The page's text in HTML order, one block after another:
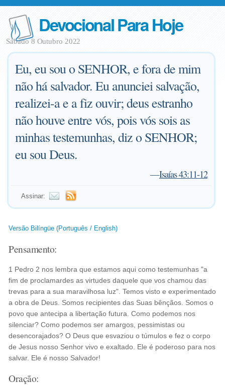
Devocional Para Hoje
Sábado 8 Outubro 2022
Eu, eu sou o SENHOR, e fora de mim
não há salvador. Eu anunciei salvação,
realizei-a e a fiz ouvir; deus estranho
não houve entre vós, pois vós sois as
minhas testemunhas, diz o SENHOR;
eu sou Deus.
—Isaías 43:11-12
Assinar:
Versão Bilíngüe (Português / English)
Pensamento:
1 Pedro 2 nos lembra que estamos aqui como testemunhas "a
fim de proclamardes as virtudes daquele que vos chamou das
trevas para a sua maravilhosa luz". Temos visto e experimentado
a obra de Deus. Somos recipientes das Suas bênçãos. Somos o
povo que antecipa a libertação futura. Como podemos nos
silenciar? Como podemos ser amargos, pessimistas ou
desencorajados? O Deus que esvaziou o túmulos e fez o corpo
de Jesus nosso Senhor vivo e exaltado. Ele é poderoso para nos
salvar. Ele é nosso Salvador!
Oração: